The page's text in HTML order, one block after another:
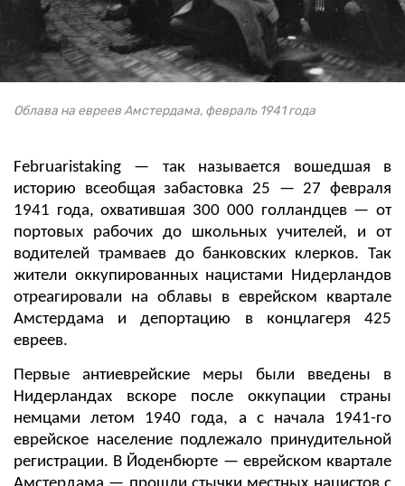
Облава на евреев Амстердама, февраль 1941 года
Februaristaking — так называется вошедшая в
историю всеобщая забастовка 25 — 27 февраля
1941 года, охватившая 300 000 голландцев — от
портовых рабочих до школьных учителей, и от
водителей трамваев до банковских клерков. Так
жители оккупированных нацистами Нидерландов
отреагировали на облавы в еврейском квартале
Амстердама и депортацию в концлагеря 425
евреев.
Первые антиеврейские меры были введены в
Нидерландах вскоре после оккупации страны
немцами летом 1940 года, а с начала 1941-го
еврейское население подлежало принудительной
регистрации. В Йоденбюрте — еврейском квартале